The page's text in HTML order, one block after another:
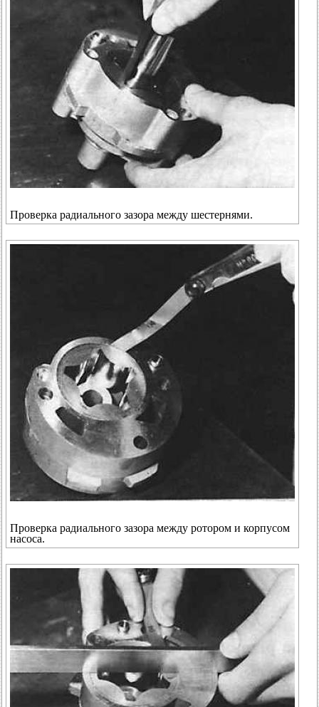
Проверка радиального зазора между шестернями.
Проверка радиального зазора между ротором и корпусом
насоса.